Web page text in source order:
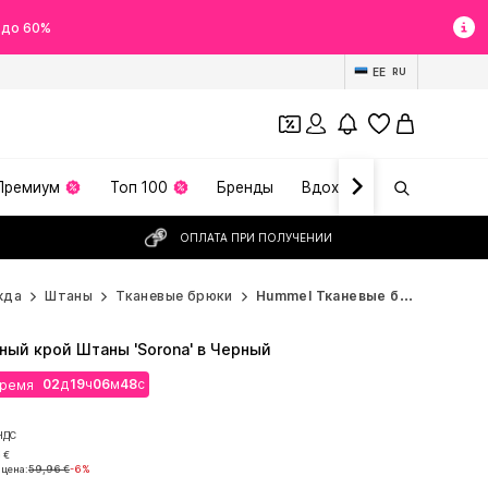
60%
EE RU
Топ 100 Бренды Вдохновение
ОПЛАТА ПРИ ПОЛУЧЕНИИ
Штаны Тканевые брюки Hummel Тканевые брюки
02д19ч06м47с
€
59,96 €-6%
02д19ч06м47с
€
крой Штаны 'Sorona' в Черный